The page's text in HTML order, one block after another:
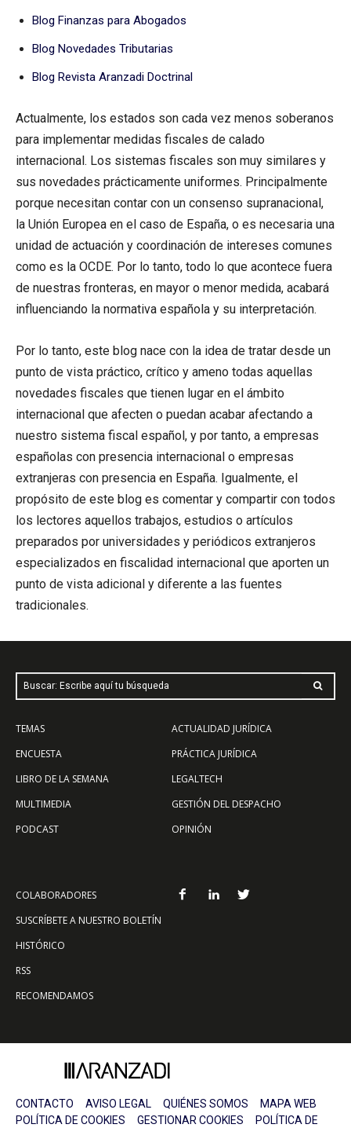
Blog Finanzas para Abogados
Blog Novedades Tributarias
Blog Revista Aranzadi Doctrinal
Actualmente, los estados son cada vez menos soberanos
para implementar medidas fiscales de calado
internacional. Los sistemas fiscales son muy similares y
sus novedades prácticamente uniformes. Principalmente
porque necesitan contar con un consenso supranacional,
la Unión Europea en el caso de España, o es necesaria una
unidad de actuación y coordinación de intereses comunes
como es la OCDE. Por lo tanto, todo lo que acontece fuera
de nuestras fronteras, en mayor o menor medida, acabará
influenciando la normativa española y su interpretación.
Por lo tanto, este blog nace con la idea de tratar desde un
punto de vista práctico, crítico y ameno todas aquellas
novedades fiscales que tienen lugar en el ámbito
internacional que afecten o puedan acabar afectando a
nuestro sistema fiscal español, y por tanto, a empresas
españolas con presencia internacional o empresas
extranjeras con presencia en España. Igualmente, el
propósito de este blog es comentar y compartir con todos
los lectores aquellos trabajos, estudios o artículos
preparados por universidades y periódicos extranjeros
especializados en fiscalidad internacional que aporten un
punto de vista adicional y diferente a las fuentes
tradicionales.
Buscar: Escribe aquí tu búsqueda
TEMAS
ENCUESTA
LIBRO DE LA SEMANA
MULTIMEDIA
PODCAST
ACTUALIDAD JURÍDICA
PRÁCTICA JURÍDICA
LEGALTECH
GESTIÓN DEL DESPACHO
OPINIÓN
COLABORADORES
SUSCRÍBETE A NUESTRO BOLETÍN
HISTÓRICO
RSS
RECOMENDAMOS
CONTACTO AVISO LEGAL QUIÉNES SOMOS
MAPA WEB
POLÍTICA DE COOKIES
GESTIONAR COOKIES POLÍTICA DE